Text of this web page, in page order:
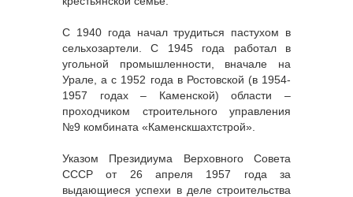
С 1940 года начал трудиться пастухом в
сельхозартели. С 1945 года работал в
угольной промышленности, вначале на
Урале, а с 1952 года в Ростовской (в 1954-
1957 годах – Каменской) области –
проходчиком строительного управления
№9 комбината «Каменскшахтстрой».
Указом Президиума Верховного Совета
СССР от 26 апреля 1957 года за
выдающиеся успехи в деле строительства